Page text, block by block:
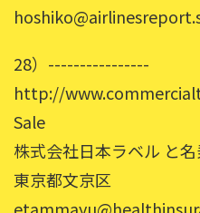
28）----------------
http://
Sale
株式会社日本ラベル と
東京都文京区